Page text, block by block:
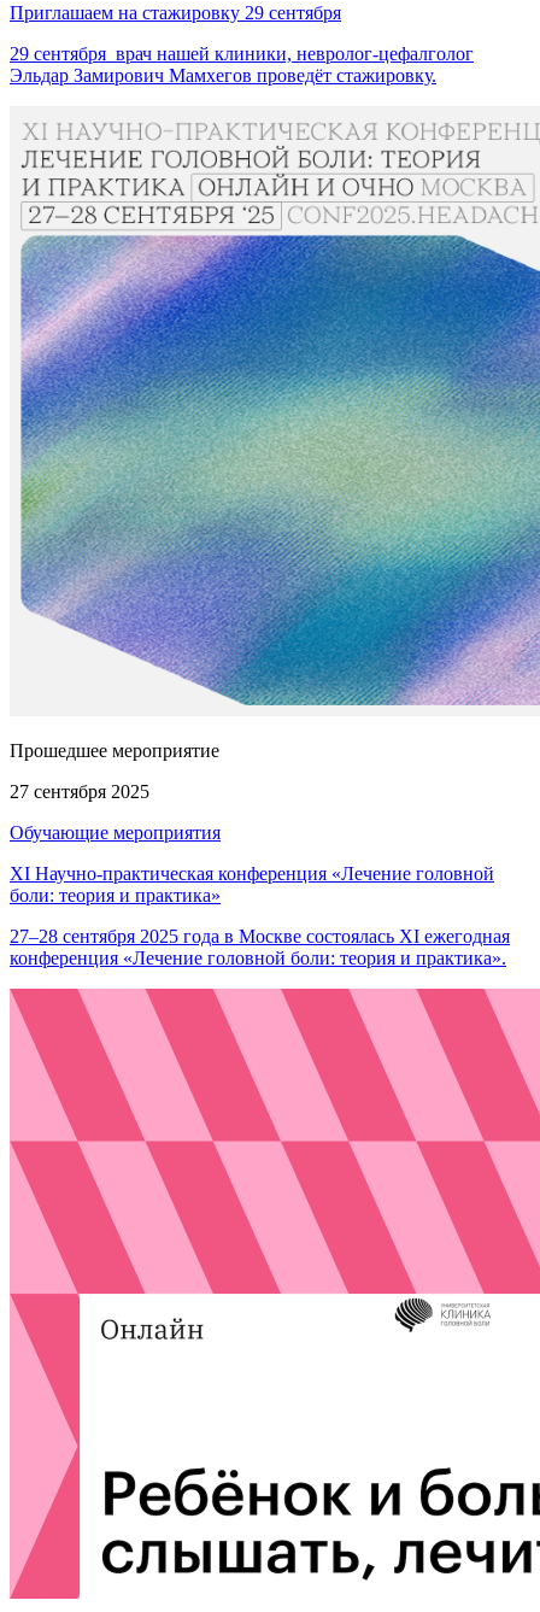
Приглашаем на стажировку 29 сентября
29 сентября врач нашей клиники, невролог-цефалголог
Эльдар Замирович Мамхегов проведёт стажировку.
Прошедшее мероприятие
27 сентября 2025
Обучающие мероприятия
XI Научно-практическая конференция «Лечение головной
боли: теория и практика»
27–28 сентября 2025 года в Москве состоялась XI ежегодная
конференция «Лечение головной боли: теория и практика».